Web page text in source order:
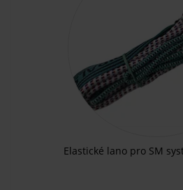
Elastické lano pro SM